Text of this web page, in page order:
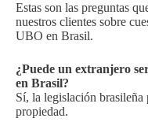
Estas son las preguntas
nuestros clientes sobre
UBO en Brasil.
¿Puede un extranjero
en Brasil?
Sí, la legislación brasileña
propiedad.